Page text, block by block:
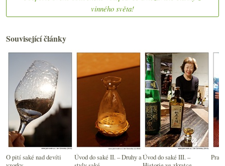
vinného světa!
Související články
O pití saké nad devíti
Úvod do saké II. – Druhy aÚvod do saké III. –